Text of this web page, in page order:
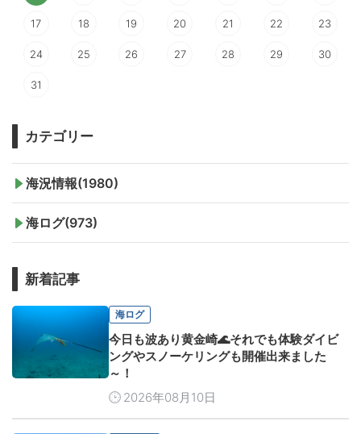
17 18 19 20 21 22 23
24 25 26 27 28 29 30
31
カテゴリー
海況情報(1980)
海ログ(973)
新着記事
海ログ
今日も波あり黄金崎🌊それでも体験ダイビ
ングやスノーケリングも開催出来ました
～！
2026年08月10日